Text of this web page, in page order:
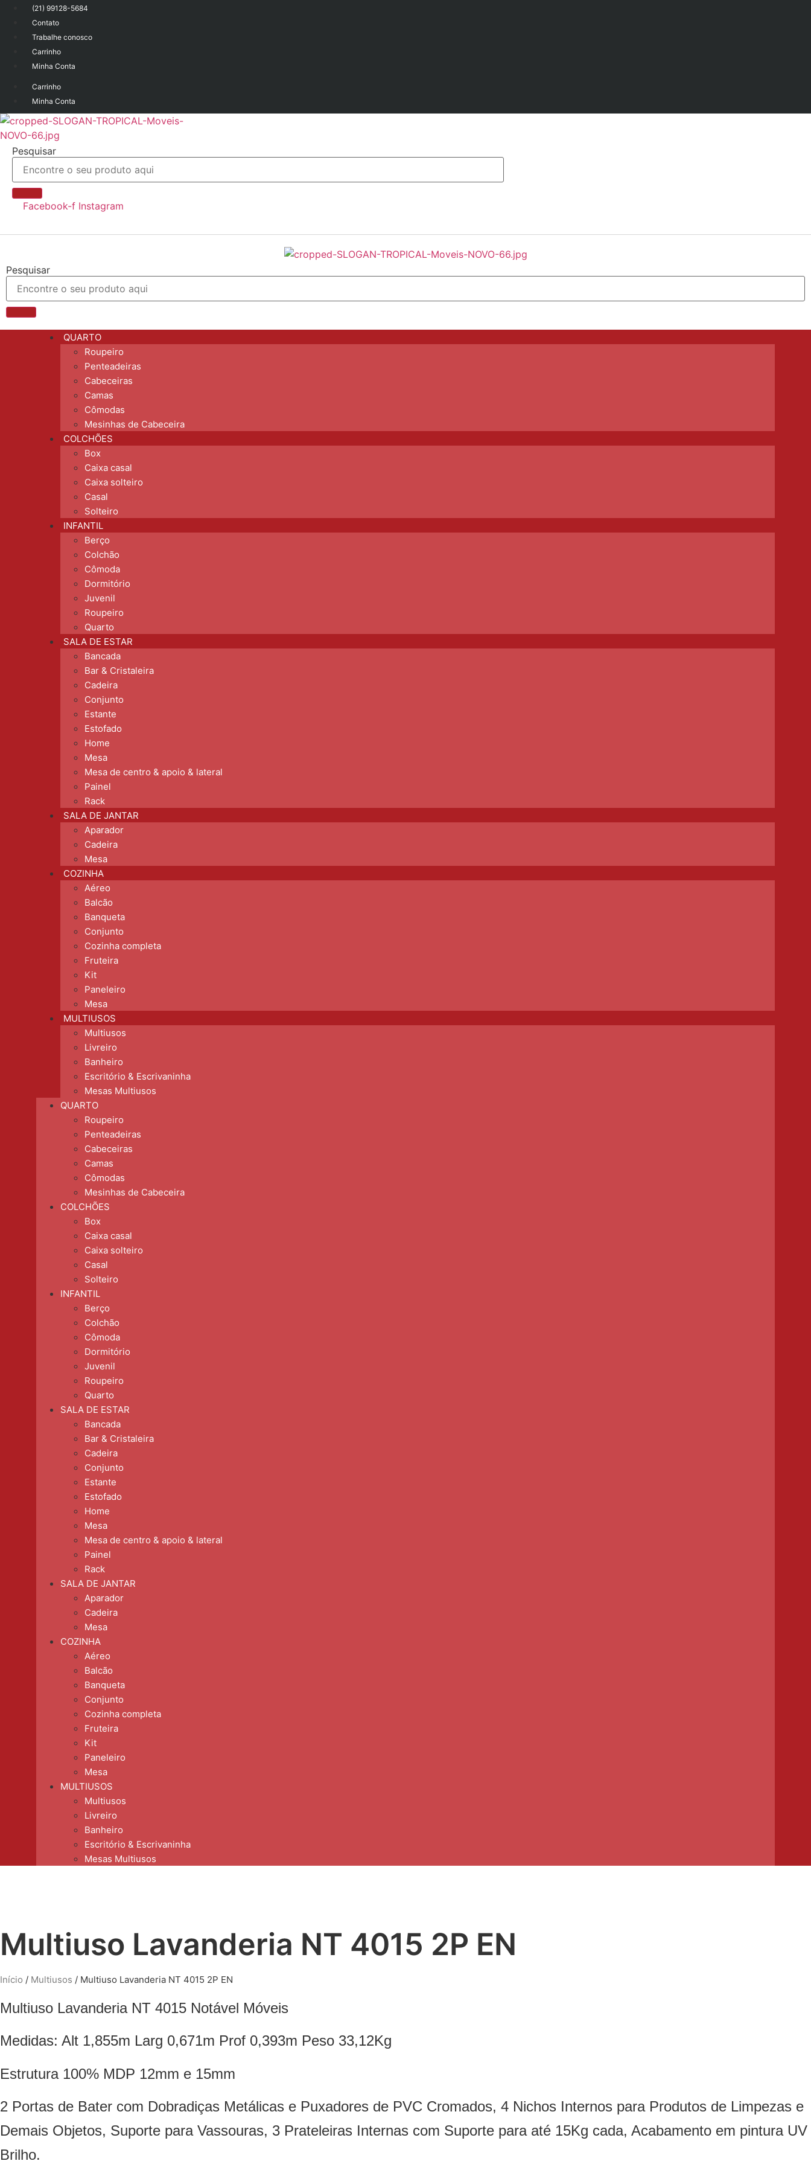
conteúdo
(21) 99128-5684
Contato
Trabalhe conosco
Carrinho
Minha Conta
Carrinho
Minha Conta
Pesquisar
Facebook-f Instagram
Pesquisar
QUARTO
Roupeiro
Penteadeiras
Cabeceiras
Camas
Cômodas
Mesinhas de Cabeceira
COLCHÕES
Box
Caixa casal
Caixa solteiro
Casal
Solteiro
INFANTIL
Berço
Colchão
Cômoda
Dormitório
Juvenil
Roupeiro
Quarto
SALA DE ESTAR
Bancada
Bar & Cristaleira
Cadeira
Conjunto
Estante
Estofado
Home
Mesa
Mesa de centro & apoio & lateral
Painel
Rack
SALA DE JANTAR
Aparador
Cadeira
Mesa
COZINHA
Aéreo
Balcão
Banqueta
Conjunto
Cozinha completa
Fruteira
Kit
Paneleiro
Mesa
MULTIUSOS
Multiusos
Livreiro
Banheiro
Escritório & Escrivaninha
Mesas Multiusos
QUARTO
Roupeiro
Penteadeiras
Cabeceiras
Camas
Cômodas
Mesinhas de Cabeceira
COLCHÕES
Box
Caixa casal
Caixa solteiro
Casal
Solteiro
INFANTIL
Berço
Colchão
Cômoda
Dormitório
Juvenil
Roupeiro
Quarto
SALA DE ESTAR
Bancada
Bar & Cristaleira
Cadeira
Conjunto
Estante
Estofado
Home
Mesa
Mesa de centro & apoio & lateral
Painel
Rack
SALA DE JANTAR
Aparador
Cadeira
Mesa
COZINHA
Aéreo
Balcão
Banqueta
Conjunto
Cozinha completa
Fruteira
Kit
Paneleiro
Mesa
MULTIUSOS
Multiusos
Livreiro
Banheiro
Escritório & Escrivaninha
Mesas Multiusos
Multiuso Lavanderia NT 4015 2P EN
Início / Multiusos / Multiuso Lavanderia NT 4015 2P EN
Multiuso Lavanderia NT 4015 Notável Móveis
Medidas: Alt 1,855m Larg 0,671m Prof 0,393m Peso 33,12Kg
Estrutura 100% MDP 12mm e 15mm
2 Portas de Bater com Dobradiças Metálicas e Puxadores de PVC Cromados, 4 Nichos Internos para Produtos de Limpezas e
Demais Objetos, Suporte para Vassouras, 3 Prateleiras Internas com Suporte para até 15Kg cada, Acabamento em pintura UV
Brilho.